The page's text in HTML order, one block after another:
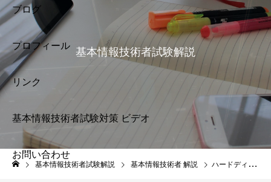
ブログ
プロフィール
リンク
基本情報技術者試験対策 ビデオ
お問い合わせ
基本情報技術者試験
基本情報技術者試験解説
基本情報技術者試験解説 基本情報技術者 解説 ハードディスクの仕組み 基本情報技術者